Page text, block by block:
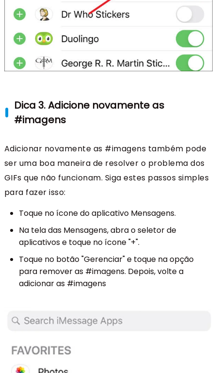
Dica 3. Adicione novamente as
#imagens
Adicionar novamente as #imagens também pode
ser uma boa maneira de resolver o problema dos
GIFs que não funcionam. Siga estes passos simples
para fazer isso:
Toque no ícone do aplicativo Mensagens.
Na tela das Mensagens, abra o seletor de
aplicativos e toque no ícone "+".
Toque no botão "Gerenciar" e toque na opção
para remover as #imagens. Depois, volte a
adicionar as #imagens